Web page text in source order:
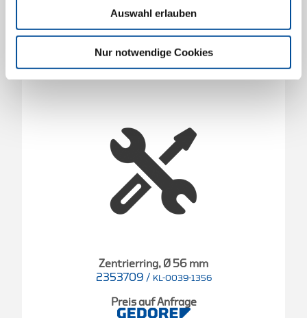
Auswahl erlauben
Nur notwendige Cookies
Zentrierring, Ø 56 mm
2353709 / KL-0039-1356
Preis auf Anfrage